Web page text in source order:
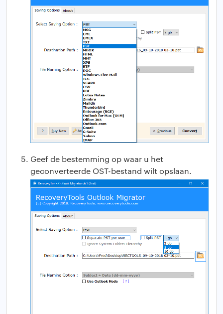
Geef de bestemming op waar u het
geconverteerde OST-bestand wilt opslaan.